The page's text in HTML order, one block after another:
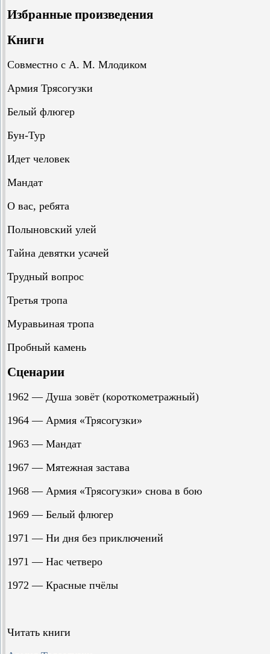
Избранные произведения
Книги
Совместно с А. М. Млодиком
Армия Трясогузки
Белый флюгер
Бун-Тур
Идет человек
Мандат
О вас, ребята
Полыновский улей
Тайна девятки усачей
Трудный вопрос
Третья тропа
Муравьиная тропа
Пробный камень
Сценарии
1962 — Душа зовёт (короткометражный)
1964 — Армия «Трясогузки»
1963 — Мандат
1967 — Мятежная застава
1968 — Армия «Трясогузки» снова в бою
1969 — Белый флюгер
1971 — Ни дня без приключений
1971 — Нас четверо
1972 — Красные пчёлы
Читать книги